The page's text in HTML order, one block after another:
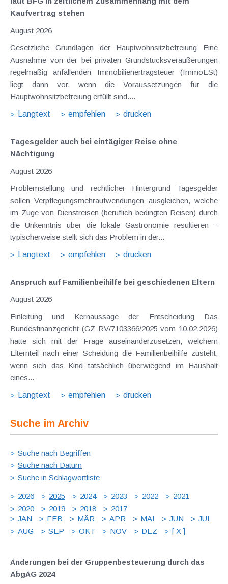
Kaufvertrag stehen
August 2026
Gesetzliche Grundlagen der Hauptwohnsitzbefreiung Eine
Ausnahme von der bei privaten Grundstücksveräußerungen
regelmäßig anfallenden Immobilienertragsteuer (ImmoESt)
liegt dann vor, wenn die Voraussetzungen für die
Hauptwohnsitzbefreiung erfüllt sind....
Langtext
empfehlen drucken
Tagesgelder auch bei eintägiger Reise ohne
Nächtigung
August 2026
Problemstellung und rechtlicher Hintergrund Tagesgelder
sollen Verpflegungsmehraufwendungen ausgleichen, welche
im Zuge von Dienstreisen (beruflich bedingten Reisen) durch
die Unkenntnis über die lokale Gastronomie resultieren –
typischerweise stellt sich das Problem in der...
Langtext
empfehlen drucken
Anspruch auf Familienbeihilfe bei geschiedenen Eltern
August 2026
Einleitung und Kernaussage der Entscheidung Das
Bundesfinanzgericht (GZ RV/7103366/2025 vom 10.02.2026)
hatte sich mit der Frage auseinanderzusetzen, welchem
Elternteil nach einer Scheidung die Familienbeihilfe zusteht,
wenn sich das Kind tatsächlich überwiegend im Haushalt
eines...
Langtext
empfehlen drucken
Suche im Archiv
Suche nach Begriffen
Suche nach Datum
Suche in Schlagwortliste
2026 2025 2024 2023 2022
2021
2020
2019 2018
2017
JAN
FEB MÄR APR MAI JUN
JUL
AUG
SEP OKT NOV DEZ [ X ]
Änderungen bei der Gruppenbesteuerung durch das
AbgÄG 2024